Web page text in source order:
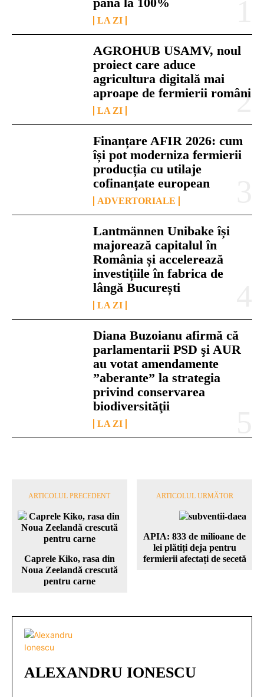
LA ZI
AGROHUB USAMV, noul
proiect care aduce
agricultura digitală mai
aproape de fermierii români
LA ZI
Finanțare AFIR 2026: cum
își pot moderniza fermierii
producția cu utilaje
cofinanțate european
ADVERTORIALE
Lantmännen Unibake își
majorează capitalul în
România și accelerează
investițiile în fabrica de
lângă București
LA ZI
Diana Buzoianu afirmă că
parlamentarii PSD şi AUR
au votat amendamente
”aberante” la strategia
privind conservarea
biodiversităţii
LA ZI
ARTICOLUL PRECEDENT
Caprele Kiko, rasa din
Noua Zeelandă crescută
pentru carne
ARTICOLUL URMĂTOR
APIA: 833 de milioane de
lei plătiți deja pentru
fermierii afectați de secetă
ALEXANDRU IONESCU